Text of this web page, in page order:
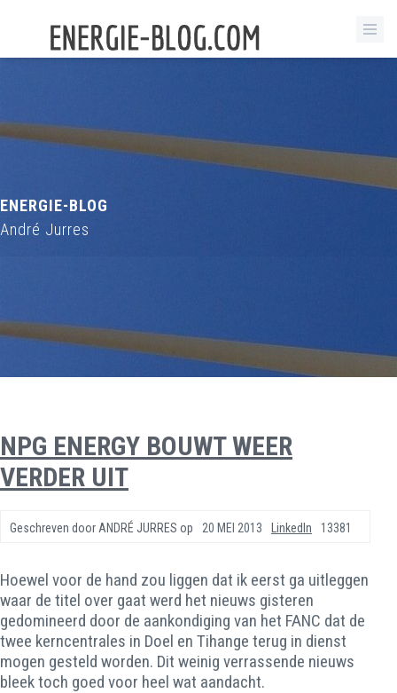
ENERGIE-BLOG
André Jurres
NPG ENERGY BOUWT WEER
VERDER UIT
Geschreven door ANDRÉ JURRES op 20 MEI 2013 13381
LinkedIn
Hoewel voor de hand zou liggen dat ik eerst ga uitleggen
waar de titel over gaat werd het nieuws gisteren
gedomineerd door de aankondiging van het FANC dat de
twee kerncentrales in Doel en Tihange terug in dienst
mogen gesteld worden. Dit weinig verrassende nieuws
bleek toch goed voor heel wat aandacht.